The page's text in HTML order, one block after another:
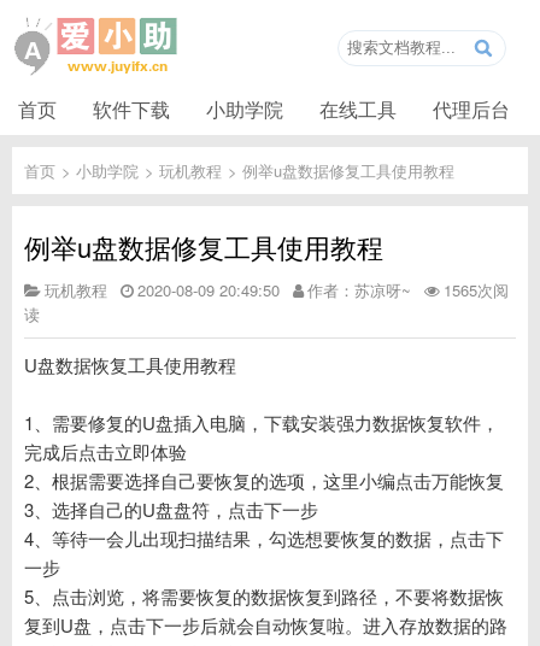
首页 软件下载 小助学院 在线工具 代理后台
首页 > 小助学院 > 玩机教程 > 例举u盘数据修复工具使用教程
例举u盘数据修复工具使用教程
玩机教程 2020-08-09 20:49:50 作者：苏凉呀~
1565次阅
读
U盘数据恢复工具使用教程
1、需要修复的U盘插入电脑，下载安装强力数据恢复软件，
完成后点击立即体验
2、根据需要选择自己要恢复的选项，这里小编点击万能恢复
3、选择自己的U盘盘符，点击下一步
4、等待一会儿出现扫描结果，勾选想要恢复的数据，点击下
一步
5、点击浏览，将需要恢复的数据恢复到路径，不要将数据恢
复到U盘，点击下一步后就会自动恢复啦。进入存放数据的路